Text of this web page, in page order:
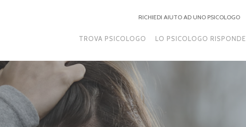
RICHIEDI AIUTO AD UNO PSICOLOGO
TROVA PSICOLOGO LO PSICOLOGO RISPONDE